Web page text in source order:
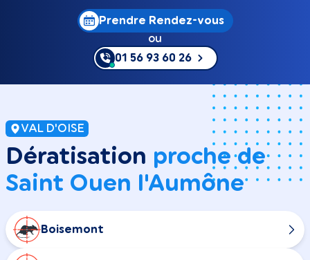
Prendre Rendez-vous
ou
01 56 93 60 26
VAL D'OISE
Dératisation proche de
Saint Ouen l'Aumône
Boisemont